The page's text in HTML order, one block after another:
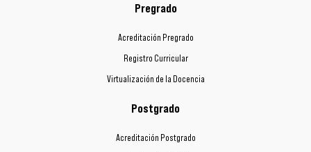
Pregrado
Acreditación Pregrado
Registro Curricular
Virtualización de la Docencia
Postgrado
Acreditación Postgrado